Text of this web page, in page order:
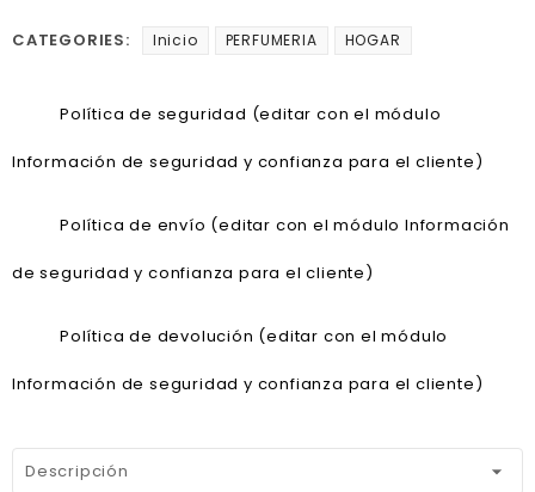
CATEGORIES: Inicio PERFUMERIA HOGAR
Política de seguridad (editar con el módulo
Información de seguridad y confianza para el cliente)
Política de envío (editar con el módulo Información
de seguridad y confianza para el cliente)
Política de devolución (editar con el módulo
Información de seguridad y confianza para el cliente)
Descripción